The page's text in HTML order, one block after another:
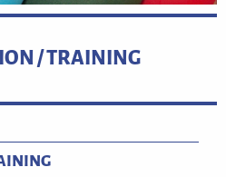
/ TRAINING